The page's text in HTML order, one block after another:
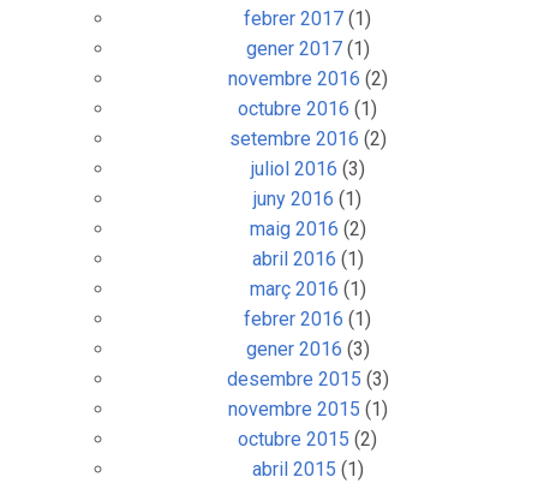
febrer 2017 (1)
gener 2017(1)
novembre 2016 (2)
octubre 2016 (1)
setembre 2016 (2)
juliol 2016 (3)
juny 2016 (1)
maig 2016 (2)
abril 2016 (1)
març 2016 (1)
febrer 2016 (1)
gener 2016 (3)
desembre 2015 (3)
novembre 2015 (1)
octubre 2015 (2)
abril 2015 (1)